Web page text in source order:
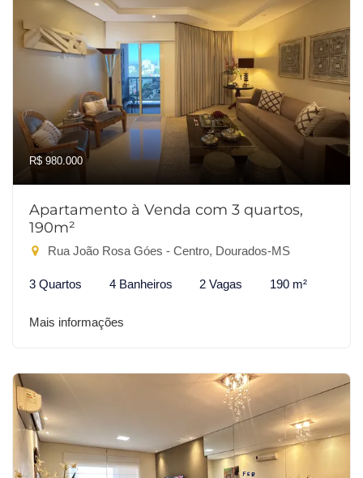
R$ 980.000
Apartamento à Venda com 3 quartos,
190m²
Rua João Rosa Góes - Centro, Dourados-MS
3 Quartos 4 Banheiros 2 Vagas 190 m²
Mais informações